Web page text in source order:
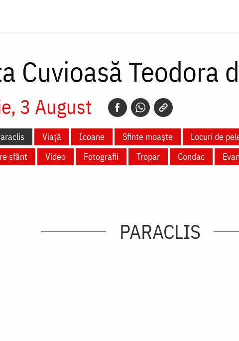
Cuvioasă Teodora
3 August
Viață Icoane Sfinte moaște Locuri de
sfânt
Video Fotografii Tropar Condac
PARACLIS